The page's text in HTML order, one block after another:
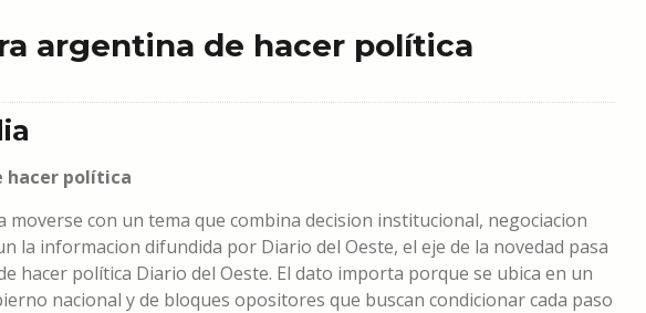
argentina de hacer política
hacer política
moverse con un tema que combina decision institucional, negociacion
la informacion difundida por Diario del Oeste, el eje de la novedad pasa
hacer política Diario del Oeste. El dato importa porque se ubica en un
nacional y de bloques opositores que buscan condicionar cada paso